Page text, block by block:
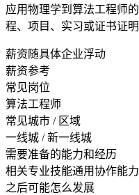
应用物理学到算法工程师
程、项目、实习或证书证明
薪资随具体企业浮动
薪资参考
常见岗位
算法工程师
常见城市 / 区域
一线城 / 新一线城
需要准备的能力和经历
相关专业技能通用协作能力
之后可能怎么发展